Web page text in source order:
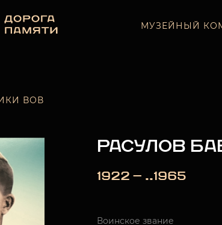
МУЗЕЙНЫЙ
ВОВ
РАСУЛОВ
1922 — ..1965
Воинское звание